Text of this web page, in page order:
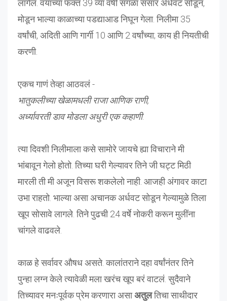
लागेल. वयाच्या फक्त 39 व्या वर्षी सगळा संसार अर्धवट सोडून,
मोडून भाल्या काळाच्या पडद्याआड निघून गेला. निलीमा 35
वर्षांची, अदिती आणि गार्गी 10 आणि 2 वर्षांच्या; काय ही नियतीची
करणी.
एकच गाणं तेव्हा आठवलं -
भातुकलीच्या खेळामधली राजा आणिक राणी,
अर्ध्यावरती डाव मोडला अधुरी एक कहाणी.
त्या दिवशी निलीमाला कसे सामोरे जायचे ह्या विचाराने मी
भांबावून गेलो होतो. तिच्या घरी गेल्यावर तिने जी घट्ट मिठी
मारली ती मी अजून विसरू शकलेलो नाही. आजही अंगावर काटा
उभा राहतो. भाल्या असा अचानक अर्धवट सोडून गेल्यामुळे तिला
खूप सोसावे लागले. तिने पुढची 24 वर्षे नोकरी करून मुलींना
चांगले वाढवले.
काळ हे सर्वावर औषध असते. कालांतराने दहा वर्षांनंतर तिने
पुन्हा लग्न केले त्यावेळी मला खरंच खूप बरं वाटलं. सुदैवाने
तिच्यावर मनःपूर्वक प्रेम करणारा असाअतुलतिचा साथीदार